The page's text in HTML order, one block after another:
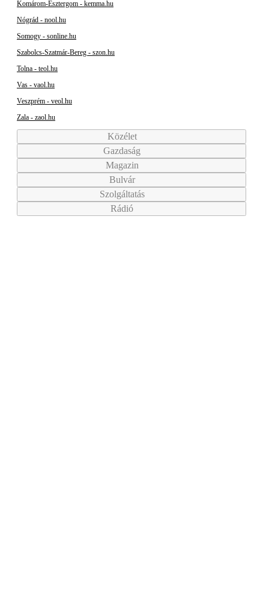
Komárom-Esztergom - kemma.hu
Nógrád - nool.hu
Somogy - sonline.hu
Szabolcs-Szatmár-Bereg - szon.hu
Tolna - teol.hu
Vas - vaol.hu
Veszprém - veol.hu
Zala - zaol.hu
Közélet
Gazdaság
Magazin
Bulvár
Szolgáltatás
Rádió